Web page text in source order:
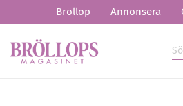
Bröllop Annonsera